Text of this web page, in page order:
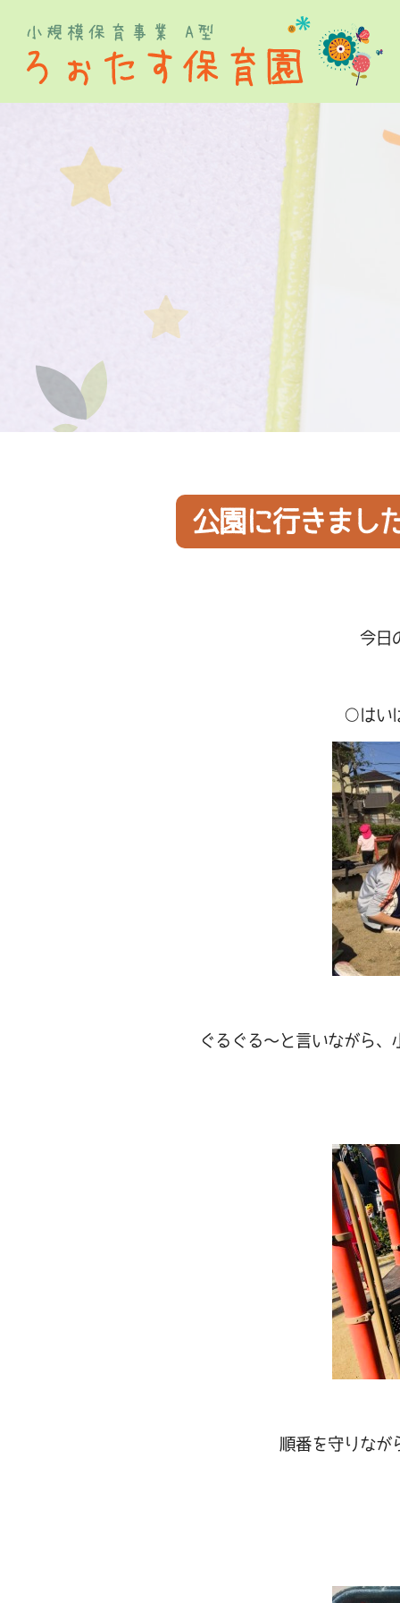
公園に行きまし
今日
○はい
ぐるぐる～と言いながら
順番を守りなが